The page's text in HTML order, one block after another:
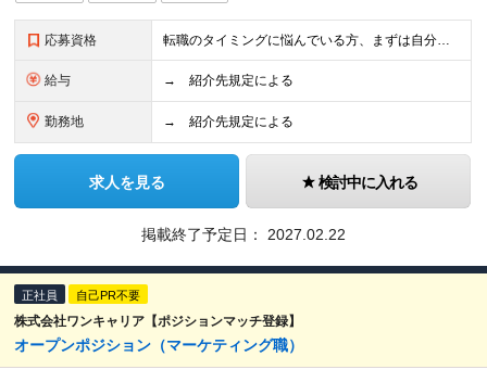
応募資格 転職のタイミングに悩んでいる方、まずは自分の選択肢を知りたい方など、まだ本格的な転職活動を始めていない方もぜひご相談ください。 【活かせる経験・スキル】 メリット3 応募書類・面接にプロのアドバ
給与 → 紹介先規定による
勤務地 → 紹介先規定による
求人を見る 検討中に入れる
掲載終了予定日： 2027.02.22
正社員 自己PR不要
株式会社ワンキャリア【ポジションマッチ登録】
オープンポジション（マーケティング職）